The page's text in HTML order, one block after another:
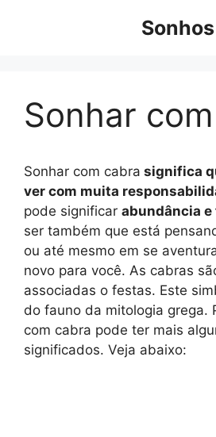
Sonhos
Sonhar
Sonhar com cabra significa
ver com muita
pode significar abundância
ser também que está
ou até mesmo em se
novo para você. As cabras
associadas o festas. Este
do fauno da mitologia grega.
com cabra pode ter mais
significados. Veja abaixo: